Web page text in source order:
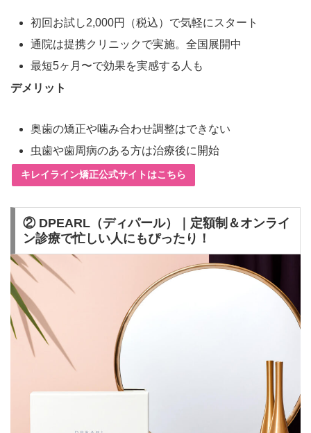
初回お試し2,000円（税込）で気軽にスタート
通院は提携クリニックで実施。全国展開中
最短5ヶ月〜で効果を実感する人も
デメリット
奥歯の矯正や噛み合わせ調整はできない
虫歯や歯周病のある方は治療後に開始
キレイライン矯正公式サイトはこちら
② DPEARL（ディパール）｜定額制＆オンライ
ン診療で忙しい人にもぴったり！